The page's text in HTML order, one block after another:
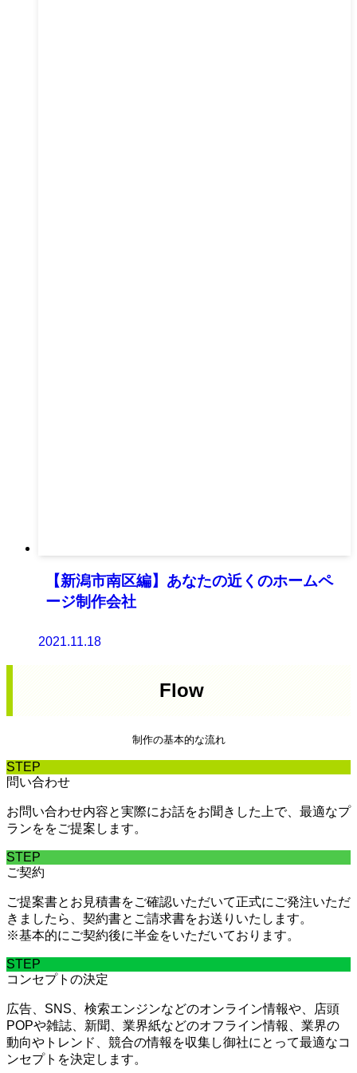
【新潟市南区編】あなたの近くのホームペ
ージ制作会社
2021.11.18
Flow
制作の基本的な流れ
STEP
問い合わせ
お問い合わせ内容と実際にお話をお聞きした上で、最適なプ
ランををご提案します。
STEP
ご契約
ご提案書とお見積書をご確認いただいて正式にご発注いただ
きましたら、契約書とご請求書をお送りいたします。
※基本的にご契約後に半金をいただいております。
STEP
コンセプトの決定
広告、SNS、検索エンジンなどのオンライン情報や、店頭
POPや雑誌、新聞、業界紙などのオフライン情報、業界の
動向やトレンド、競合の情報を収集し御社にとって最適なコ
ンセプトを決定します。